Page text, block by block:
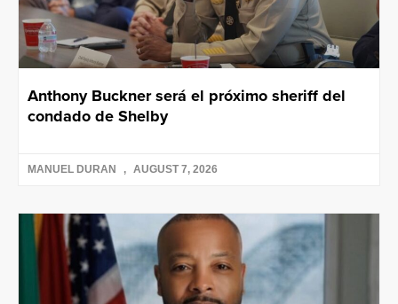
Anthony Buckner será el próximo sheriff del
condado de Shelby
MANUEL DURAN AUGUST 7, 2026